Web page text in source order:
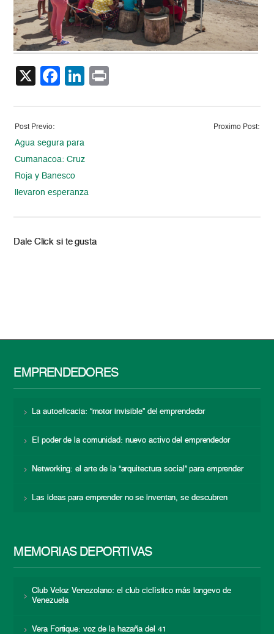
X Facebook
LinkedIn
Post Previo:
Agua segura para
Cumanacoa: Cruz
Roja y Banesco
llevaron esperanza
Proximo Post:
Dale Click si te gusta
EMPRENDEDORES
La autoeficacia: “motor invisible” del emprendedor
El poder de la comunidad: nuevo activo del emprendedor
Networking: el arte de la “arquitectura social” para emprender
Las ideas para emprender no se inventan, se descubren
MEMORIAS DEPORTIVAS
Club Veloz Venezolano: el club ciclístico más longevo de
Venezuela
Vera Fortique: voz de la hazaña del 41